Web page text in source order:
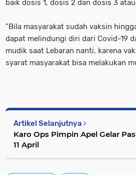
baik dosis 1, dosis 2 dan dosis 3
"Bila masyarakat sudah vaksin
dapat melindungi diri dari Covid-19
mudik saat Lebaran nanti, karena
syarat masyarakat bisa melakukan
Artikel Selanjutnya
Karo Ops Pimpin Apel Gelar
11 April